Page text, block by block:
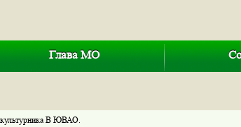
Глава МО
В ЮВАО.